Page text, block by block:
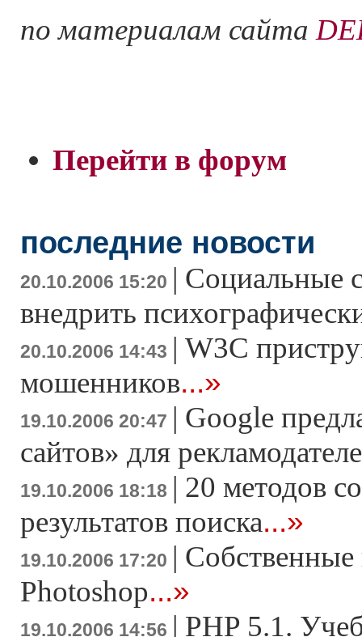
по материалам сайта
Перейти в форум
последние новости
20.10.2006 15:20 | Социальные
внедрить
20.10.2006 14:43 | W3C
мошенников...»
19.10.2006 20:47 | Google
сайтов» для
19.10.2006 18:18 | 20 методов
результатов поиска...»
19.10.2006 17:20 |
Photoshop...»
19.10.2006 14:56 | PHP 5.1.